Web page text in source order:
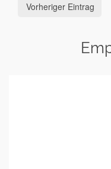
Vorheriger Eintrag